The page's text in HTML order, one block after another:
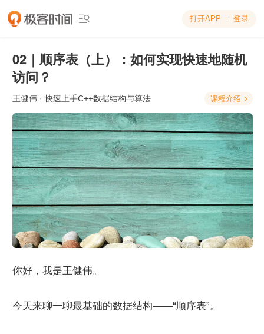
 打开APP 登录
02｜顺序表（上）：如何实现快速地随机
访问？
王健伟 · 快速上手C++数据结构与算法 课程介绍 
你好，我是王健伟。
今天来聊一聊最基础的数据结构——“顺序表”。